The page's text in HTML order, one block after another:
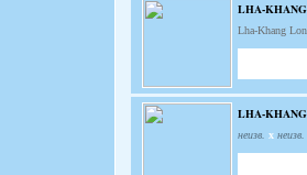
LHA-
Lha-Khang
LHA-
неизв. x неизв.